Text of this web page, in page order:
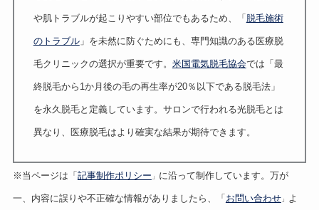
や肌トラブルが起こりやすい部位でもあるため、「 脱毛施術
のトラブル」を未然に防ぐためにも、専門知識のある医療脱
毛クリニックの選択が重要です。 米国電気脱毛協会では「最
終脱毛から1か月後の毛の再生率が20％以下である脱毛法」
を永久脱毛と定義しています。サロンで行われる光脱毛とは
異なり、医療脱毛はより確実な結果が期待できます。
※当ページは「 記事制作ポリシー 」 に沿って制作しています。万が
一、内容に誤りや不正確な情報がありましたら、「 お問い合わせ」 よ